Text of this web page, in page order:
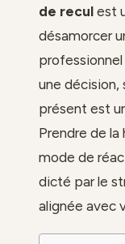
de recul est
désamorcer
une décision,
présent est
Prendre de la
mode de
dicté par le
alignée avec